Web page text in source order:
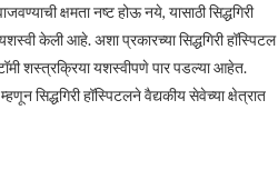
क्षमता नष्ट होऊ नये, यासाठी सिद्धगिरी
केली आहे. अशा प्रकारच्या सिद्धगिरी हॉस्पिटल
शस्त्रक्रिया यशस्वीपणे पार पडल्या आहेत.
सिद्धगिरी हॉस्पिटलने वैद्यकीय सेवेच्या क्षेत्रात